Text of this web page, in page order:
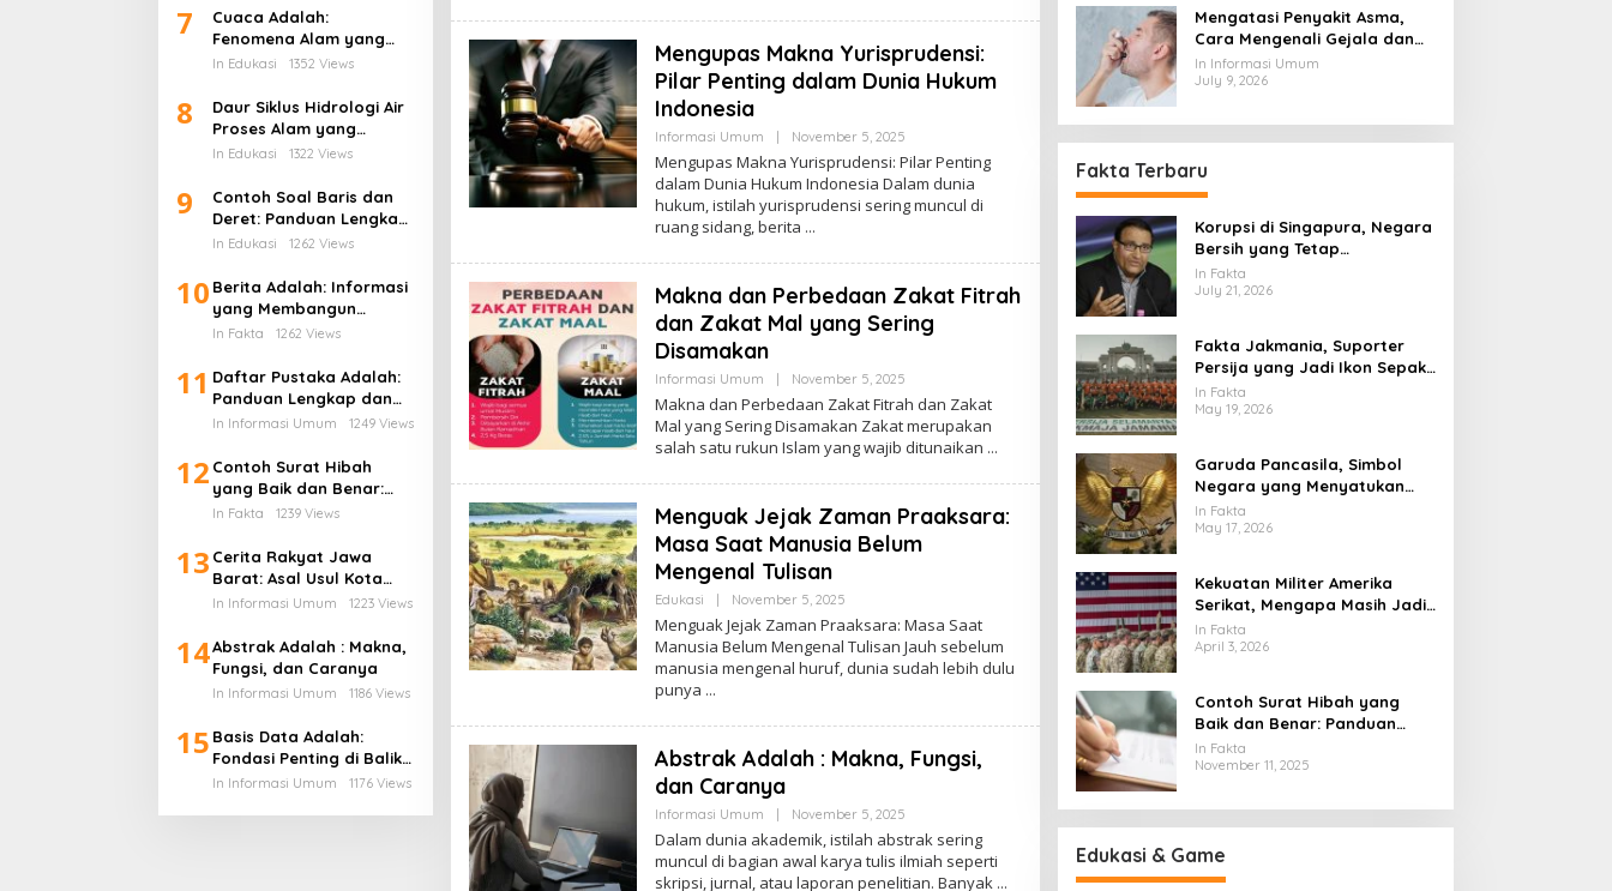
Sekolah
7
Cuaca Adalah:
Fenomena Alam yang
Mengatur Ritme
In Edukasi 1352 Views
8
Daur Siklus Hidrologi Air
Proses Alam yang
Menghidupkan Bumi
In Edukasi 1322 Views
9
Contoh Soal Baris dan
Deret: Panduan Lengkap
Barisan Aritmatika dan
In Edukasi 1262 Views
10 Berita Adalah: Informasi
yang Membangun
Kesadaran Publik dan
In Fakta 1262 Views
11 Daftar Pustaka Adalah:
Panduan Lengkap dan
Cara Menulis Daftar
In Informasi Umum 1249 Views
12 Contoh Surat Hibah
yang Baik dan Benar:
Panduan Lengkap untuk
Anak
In Fakta 1239 Views
13 Cerita Rakyat Jawa
Barat: Asal Usul Kota
Bandung dan Kisah
yang Indah
In Informasi Umum 1223 Views
14Abstrak Adalah : Makna,
Fungsi, dan Caranya
In Informasi Umum 1186 Views
15 Basis Data Adalah:
Fondasi Penting di Balik
Dunia Digital Modern
In Informasi Umum 1176 Views
Mengupas Makna Yurisprudensi:
Pilar Penting dalam Dunia Hukum
Indonesia
Informasi Umum November 5, 2025By
Mengupas Makna Yurisprudensi: Pilar Penting
dalam Dunia Hukum Indonesia Dalam dunia
hukum, istilah yurisprudensi sering muncul di
ruang sidang, berita
Makna dan Perbedaan Zakat Fitrah
dan Zakat Mal yang Sering
Disamakan
Informasi Umum November 5, 2025By
Makna dan Perbedaan Zakat Fitrah dan Zakat
Mal yang Sering Disamakan Zakat merupakan
salah satu rukun Islam yang wajib ditunaikan
Menguak Jejak Zaman Praaksara:
Masa Saat Manusia Belum
Mengenal Tulisan
Edukasi November 5, 2025By
Menguak Jejak Zaman Praaksara: Masa Saat
Manusia Belum Mengenal Tulisan Jauh sebelum
manusia mengenal huruf, dunia sudah lebih dulu
punya
Abstrak Adalah : Makna, Fungsi,
dan Caranya
Informasi Umum November 5, 2025By
Dalam dunia akademik, istilah abstrak sering
muncul di bagian awal karya tulis ilmiah seperti
skripsi, jurnal, atau laporan penelitian. Banyak
Mengatasi Penyakit Asma,
Cara Mengenali Gejala dan
Menjaga Napas Tetap
Terkendali
In Informasi Umum
July 9, 2026
Fakta Terbaru
Korupsi di Singapura, Negara
Bersih yang Tetap
Menghadapi Ujian Integritas
In Fakta
July 21, 2026
Fakta Jakmania, Suporter
Persija yang Jadi Ikon Sepak
Bola Ibu Kota
In Fakta
May 19, 2026
Garuda Pancasila, Simbol
Negara yang Menyatukan
Banyak Wajah Indonesia
In Fakta
May 17, 2026
Kekuatan Militer Amerika
Serikat, Mengapa Masih Jadi
Acuan Dunia
In Fakta
April 3, 2026
Contoh Surat Hibah yang
Baik dan Benar: Panduan
Lengkap untuk Hibah dari
Orang Tua ke Anak
In Fakta
November 11, 2025
Edukasi & Game